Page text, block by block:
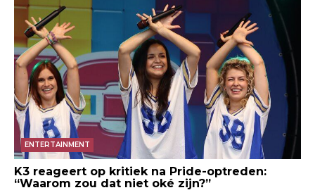
ENTERTAINMENT
K3 reageert op kritiek na Pride-optreden:
“Waarom zou dat niet oké zijn?”